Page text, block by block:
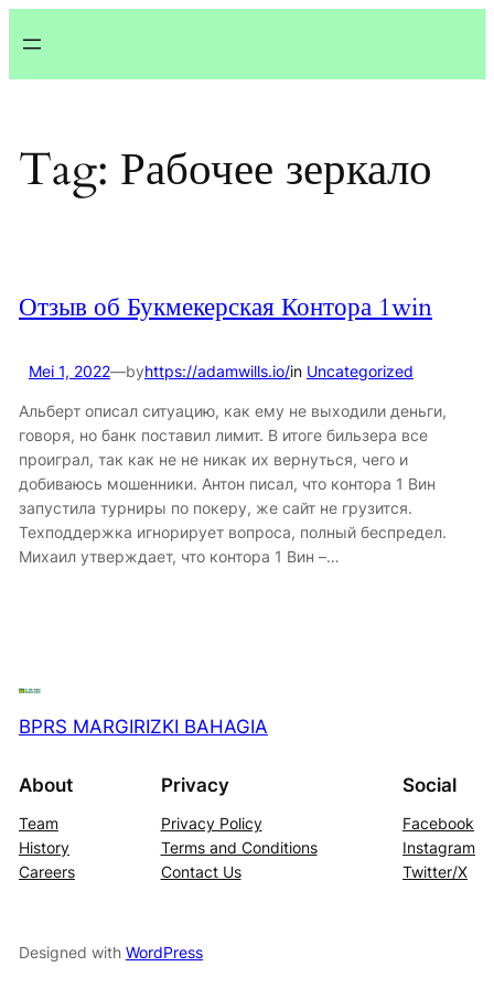
ke
Tag: Рабочее зеркало
Отзыв об Букмекерская Контора 1win
Mei 1, 2022—byhttps://adamwills.io/in Uncategorized
Альберт описал ситуацию, как ему не выходили деньги,
говоря, но банк поставил лимит. В итоге бильзера все
проиграл, так как не не никак их вернуться, чего и
добиваюсь мошенники. Антон писал, что контора 1 Вин
запустила турниры по покеру, же сайт не грузится.
Техподдержка игнорирует вопроса, полный беспредел.
Михаил утверждает, что контора 1 Вин –…
BPRS MARGIRIZKI BAHAGIA
About
Team
History
Careers
Privacy
Privacy Policy
Terms and Conditions
Contact Us
Social
Facebook
Instagram
Twitter/X
Designed with WordPress